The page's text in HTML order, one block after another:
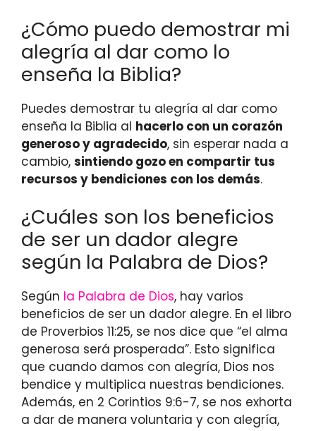
¿Cómo puedo demostrar mi
alegría al dar como lo
enseña la Biblia?
Puedes demostrar tu alegría al dar como
enseña la Biblia al hacerlo con un corazón
generoso y agradecido, sin esperar nada a
cambio, sintiendo gozo en compartir tus
recursos y bendiciones con los demás.
¿Cuáles son los beneficios
de ser un dador alegre
según la Palabra de Dios?
Según la Palabra de Dios, hay varios
beneficios de ser un dador alegre. En el libro
de Proverbios 11:25, se nos dice que “el alma
generosa será prosperada”. Esto significa
que cuando damos con alegría, Dios nos
bendice y multiplica nuestras bendiciones.
Además, en 2 Corintios 9:6-7, se nos exhorta
a dar de manera voluntaria y con alegría,